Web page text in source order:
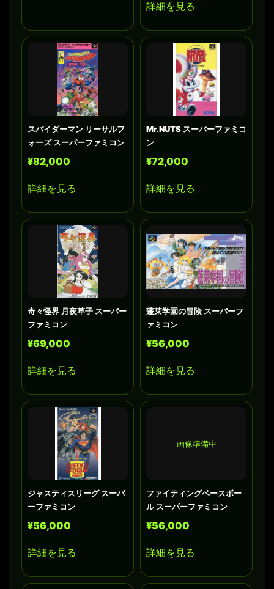
詳細を見る
スパイダーマン リーサルフ
ォーズ スーパーファミコン
¥82,000
詳細を見る
Mr.NUTS スーパーファミコ
ン
¥72,000
詳細を見る
奇々怪界 月夜草子 スーパー
ファミコン
¥69,000
詳細を見る
蓬莱学園の冒険 スーパーフ
ァミコン
¥56,000
詳細を見る
ジャスティスリーグ スーパ
ーファミコン
¥56,000
詳細を見る
画像準備中
ファイティングベースボー
ル スーパーファミコン
¥56,000
詳細を見る